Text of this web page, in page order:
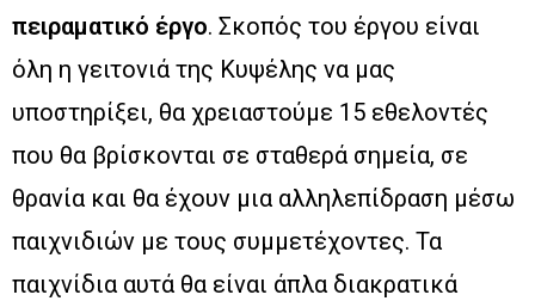
πειραματικό έργο. Σκοπός του έργου είναι
όλη η γειτονιά της Κυψέλης να μας
υποστηρίξει, θα χρειαστούμε 15 εθελοντές
που θα βρίσκονται σε σταθερά σημεία, σε
θρανία και θα έχουν μια αλληλεπίδραση μέσω
παιχνιδιών με τους συμμετέχοντες. Τα
παιχνίδια αυτά θα είναι άπλα διακρατικά